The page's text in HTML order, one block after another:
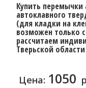
Купить
автоклавного
(для кладки на
возможен только
расcчитаем
Тверьской области
Цена: 1050